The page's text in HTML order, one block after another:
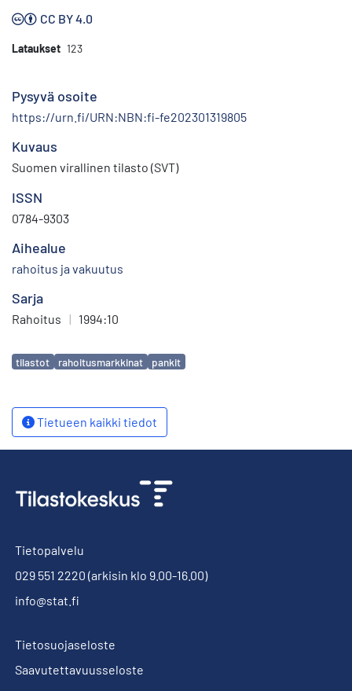
CC BY 4.0
Lataukset 123
Pysyvä osoite
https://urn.fi/URN:NBN:fi-fe202301319805
Kuvaus
Suomen virallinen tilasto (SVT)
ISSN
0784-9303
Aihealue
rahoitus ja vakuutus
Sarja
Rahoitus | 1994:10
Avainsanat
tilastot rahoitusmarkkinat pankit
Tietueen kaikki tiedot
Tietopalvelu
029 551 2220 (arkisin klo 9.00-16.00)
info@stat.fi
Tietosuojaseloste
Saavutettavuusseloste